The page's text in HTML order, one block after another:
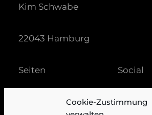
Cookie-Zustimmung
Kim Schwabe
22043 Hamburg
Seiten
Cookie-Richtlinie (EU)
Social